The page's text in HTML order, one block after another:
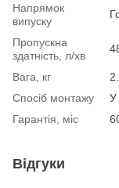
Напрямок
випуску
Пропускна
здатність, л/хв
Вага, кг
Спосіб монтажу
У
Гарантія, міс
Відгуки